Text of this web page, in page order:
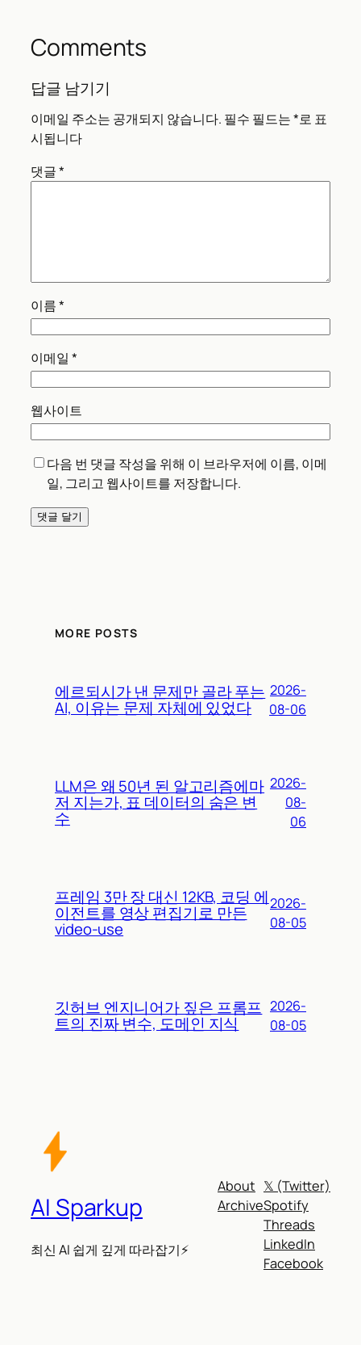
Comments
답글 남기기
이메일 주소는 공개되지 않습니다. 필수 필드는*로 표
시됩니다
댓글*
이름*
이메일 *
웹사이트
다음 번 댓글 작성을 위해 이 브라우저에 이름, 이메
일, 그리고 웹사이트를 저장합니다.
MORE POSTS
에르되시가 낸 문제만 골라 푸는
AI, 이유는 문제 자체에 있었다
2026-
08-06
LLM은 왜 50년 된 알고리즘에마
저 지는가, 표 데이터의 숨은 변
수
2026-
08-
06
프레임 3만 장 대신 12KB, 코딩 에
이전트를 영상 편집기로 만든
video-use
2026-
08-05
깃허브 엔지니어가 짚은 프롬프
트의 진짜 변수, 도메인 지식
2026-
08-05
AI Sparkup
최신 AI 쉽게 깊게 따라잡기⚡
About
Archive
𝕏 (Twitter)
Spotify
Threads
LinkedIn
Facebook